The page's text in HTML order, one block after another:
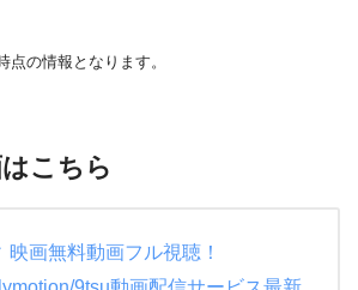
点の情報となります。
こちら
映画無料動画フル視聴！